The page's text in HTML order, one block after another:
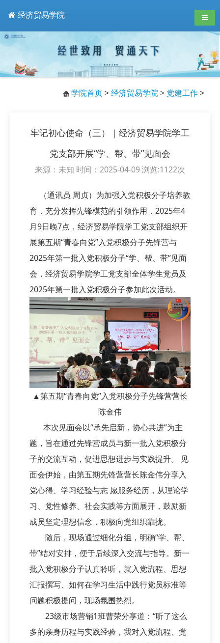
经济贸易学院 导航
学院首页>经济贸易学院> 党建工作>
牢记初心使命（三）｜经济贸易学院学工
党支部开展“学、帮、带”见面会
来源：未知 时间：2025-04-09 浏览:1122次
（通讯员 周贞）为加强入党积极分子培养教
育，充分发挥先锋模范的引领作用，2025年4
月9日晚7点，经济贸易学院学工党支部组织开
展第五期“青春向党”入党积极分子先锋营与
2025年第一批入党积极分子“学、帮、带”见面
会，经济贸易学院学工党支部全体学生党员及
2025年第一批入党积极分子参加此次活动。
▲第五期“青春向党”入党积极分子先锋营营长
陈金伟
本次见面会以“承先启新，协心共进”为主
题，旨在通过先锋营成员与新一批入党积极分
子的交流互动，促进思想进步与实践提升。 见
面会伊始，由第五期先锋营营长陈金伟分享入
党心得、学习经验与志 愿服务经历，从理论学
习、党性修养、社会实践等方面展开，鼓励新
成员坚定理想信念，积极向党组织靠拢。
随后，现场通过细化分组，明确“学、帮、
带”结对安排，便于后续深入交流与指导。新一
批入党积极分子认真聆听，就入党流程、思想
汇报撰写、如何在学习生活中践行党员标准等
问题积极提问，现场氛围热烈。
23级市场营销1班曹荣分享道：“听了这么
多的亲身历程与实践经验，我对入党流程、党